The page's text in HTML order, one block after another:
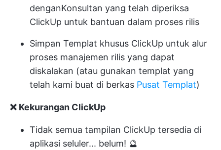
denganKonsultan yang telah diperiksa
ClickUp untuk bantuan dalam proses rilis
Simpan Templat khusus ClickUp untuk alur
proses manajemen rilis yang dapat
diskalakan (atau gunakan templat yang
telah kami buat di berkas Pusat Templat)
❌ Kekurangan ClickUp
Tidak semua tampilan ClickUp tersedia di
aplikasi seluler... belum! 🔮